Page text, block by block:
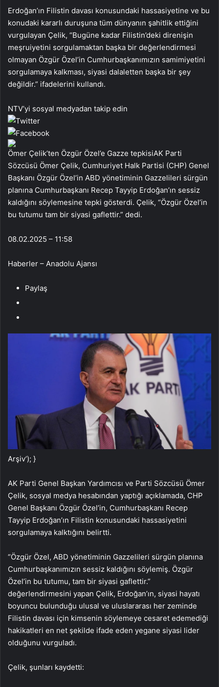
Erdoğan’ın Filistin davası konusundaki hassasiyetine ve bu
konudaki kararlı duruşuna tüm dünyanın şahitlik ettiğini
vurgulayan Çelik, “Bugüne kadar Filistin’deki direnişin
meşruiyetini sorgulamaktan başka bir değerlendirmesi
olmayan Özgür Özel’in Cumhurbaşkanımızın samimiyetini
sorgulamaya kalkması, siyasi dalaletten başka bir şey
değildir.” ifadelerini kullandı.
NTV’yi sosyal medyadan takip edin
Ömer Çelik’ten Özgür Özel’e Gazze tepkisiAK Parti
Sözcüsü Ömer Çelik, Cumhuriyet Halk Partisi (CHP) Genel
Başkanı Özgür Özel’in ABD yönetiminin Gazzelileri sürgün
planına Cumhurbaşkanı Recep Tayyip Erdoğan’ın sessiz
kaldığını söylemesine tepki gösterdi. Çelik, “Özgür Özel’in
bu tutumu tam bir siyasi gaflettir.” dedi.
08.02.2025 – 11:58
Haberler – Anadolu Ajansı
Paylaş
Arşiv‘); }
AK Parti Genel Başkan Yardımcısı ve Parti Sözcüsü Ömer
Çelik, sosyal medya hesabından yaptığı açıklamada, CHP
Genel Başkanı Özgür Özel’in, Cumhurbaşkanı Recep
Tayyip Erdoğan’ın Filistin konusundaki hassasiyetini
sorgulamaya kalktığını belirtti.
“Özgür Özel, ABD yönetiminin Gazzelileri sürgün planına
Cumhurbaşkanımızın sessiz kaldığını söylemiş. Özgür
Özel’in bu tutumu, tam bir siyasi gaflettir.”
değerlendirmesini yapan Çelik, Erdoğan’ın, siyasi hayatı
boyuncu bulunduğu ulusal ve uluslararası her zeminde
Filistin davası için kimsenin söylemeye cesaret edemediği
hakikatleri en net şekilde ifade eden yegane siyasi lider
olduğunu vurguladı.
Çelik, şunları kaydetti: